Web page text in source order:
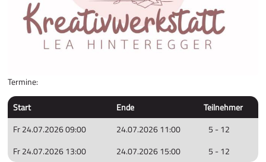
Termine:
Start Ende
Teilnehmer
Fr 24.07.2026 09:00
24.07.2026 11:00
5 - 12
Fr 24.07.2026 13:00
24.07.2026 15:00 5 - 12